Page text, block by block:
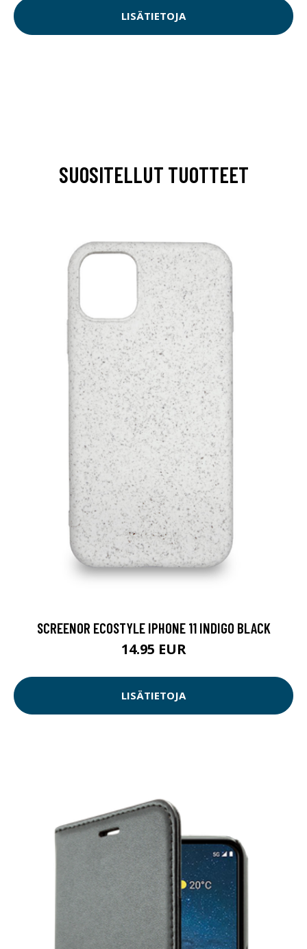
LISÄTIETOJA
SUOSITELLUT TUOTTEET
SCREENOR ECOSTYLE IPHONE 11 INDIGO BLACK
14.95 EUR
LISÄTIETOJA